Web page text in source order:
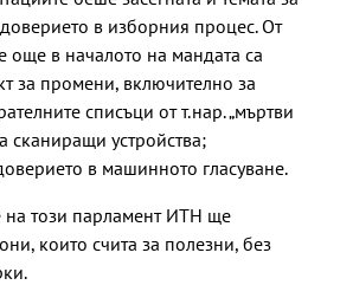
в изборния процес. От
в началото на мандата са
за промени, включително за
списъци от т.нар. „мъртви
сканиращи устройства;
в машинното гласуване.
на този парламент ИТН ще
които счита за полезни, без